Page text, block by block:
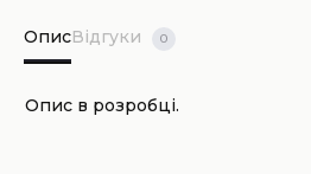
ОписВідгуки 0
Опис в розробці.